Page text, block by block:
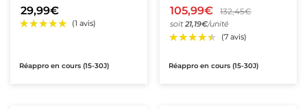
29,99€
Réappro en cours (15-30J)
de 5
105,99€ 132,45€
soit21,19€/unité
Réappro en cours (15-30J)